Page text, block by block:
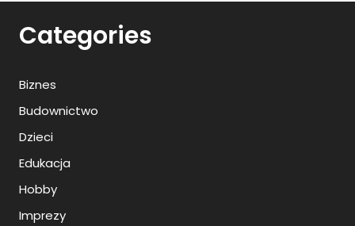
Categories
Biznes
Budownictwo
Dzieci
Edukacja
Hobby
Imprezy